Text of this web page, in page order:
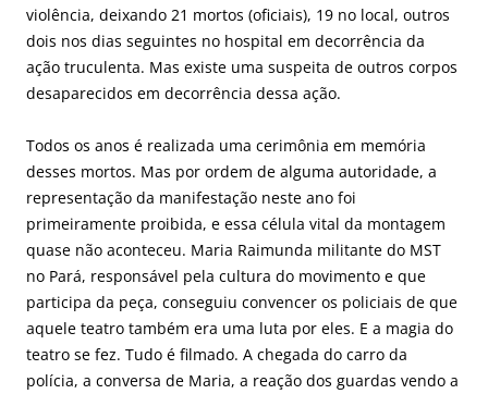
violência, deixando 21 mortos (oficiais), 19 no local, outros
dois nos dias seguintes no hospital em decorrência da
ação truculenta. Mas existe uma suspeita de outros corpos
desaparecidos em decorrência dessa ação.
Todos os anos é realizada uma cerimônia em memória
desses mortos. Mas por ordem de alguma autoridade, a
representação da manifestação neste ano foi
primeiramente proibida, e essa célula vital da montagem
quase não aconteceu. Maria Raimunda militante do MST
no Pará, responsável pela cultura do movimento e que
participa da peça, conseguiu convencer os policiais de que
aquele teatro também era uma luta por eles. E a magia do
teatro se fez. Tudo é filmado. A chegada do carro da
polícia, a conversa de Maria, a reação dos guardas vendo a